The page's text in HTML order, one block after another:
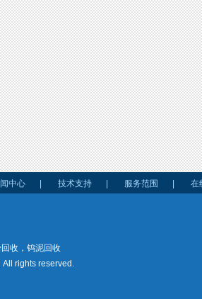
中心 技术支持 服务范围 在
收，钨泥回收
rights reserved.